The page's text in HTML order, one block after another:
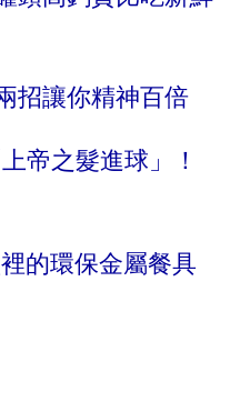
招讓你精神百倍
帝之髮進球」！
的環保金屬餐具